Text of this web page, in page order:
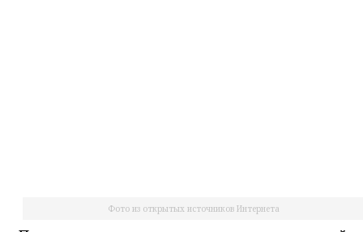
Фото из открытых источников Интернета